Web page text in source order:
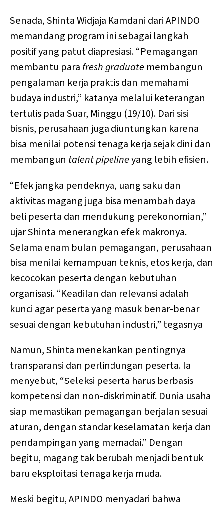
Senada, Shinta Widjaja Kamdani dari APINDO
memandang program ini sebagai langkah
positif yang patut diapresiasi. “Pemagangan
membantu para fresh graduate membangun
pengalaman kerja praktis dan memahami
budaya industri,” katanya melalui keterangan
tertulis pada Suar, Minggu (19/10). Dari sisi
bisnis, perusahaan juga diuntungkan karena
bisa menilai potensi tenaga kerja sejak dini dan
membangun talent pipelineyang lebih efisien.
“Efek jangka pendeknya, uang saku dan
aktivitas magang juga bisa menambah daya
beli peserta dan mendukung perekonomian,”
ujar Shinta menerangkan efek makronya.
Selama enam bulan pemagangan, perusahaan
bisa menilai kemampuan teknis, etos kerja, dan
kecocokan peserta dengan kebutuhan
organisasi. “Keadilan dan relevansi adalah
kunci agar peserta yang masuk benar-benar
sesuai dengan kebutuhan industri,” tegasnya
Namun, Shinta menekankan pentingnya
transparansi dan perlindungan peserta. Ia
menyebut, “Seleksi peserta harus berbasis
kompetensi dan non-diskriminatif. Dunia usaha
siap memastikan pemagangan berjalan sesuai
aturan, dengan standar keselamatan kerja dan
pendampingan yang memadai.” Dengan
begitu, magang tak berubah menjadi bentuk
baru eksploitasi tenaga kerja muda.
Meski begitu, APINDO menyadari bahwa